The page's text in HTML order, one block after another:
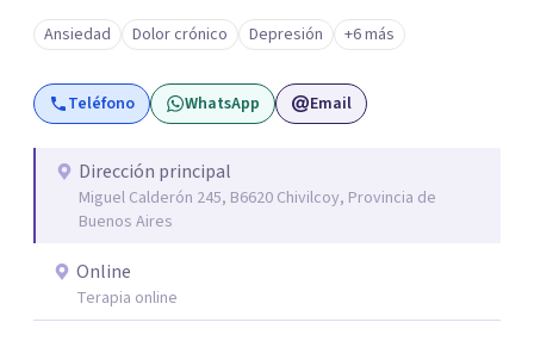
como en el consultorio, adaptándome a las necesidades
de cada paciente. Acompaño procesos vinculados a la
ansiedad, la depresión, el estrés, el duelo, el dolor crónico
y distintos momentos vitales que requieren contención,
Ansiedad Dolor crónico Depresión +6 más
Teléfono WhatsApp Email
Dirección principal
Miguel Calderón 245, B6620 Chivilcoy, Provincia de
Buenos Aires
Online
Terapia online